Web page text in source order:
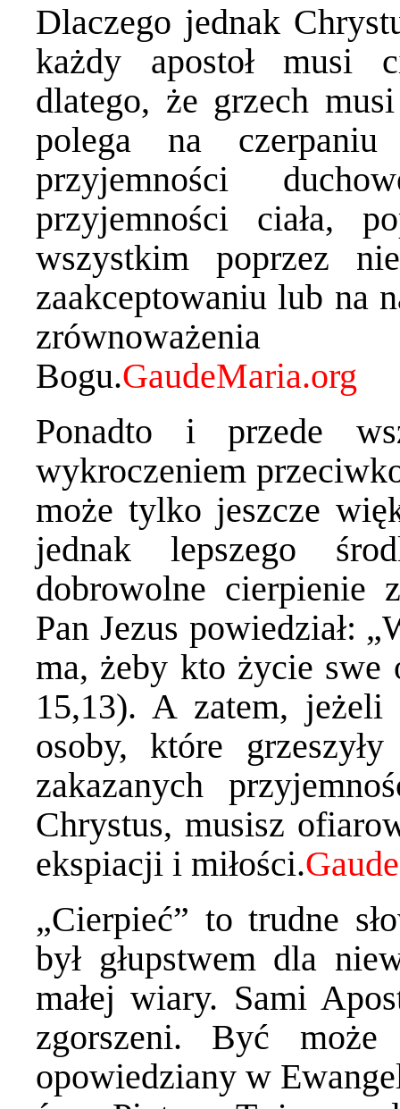
Dlaczego jednak
każdy apostoł musi
dlatego, że grzech
polega na
przyjemności
przyjemności ciała,
wszystkim poprzez
zaakceptowaniu lub na
zrównoważenia
Bogu.
Ponadto i przede
wykroczeniem
może tylko jeszcze
jednak lepszego
dobrowolne cierpienie
Pan Jezus powiedział:
ma, żeby kto życie swe
15,13). A zatem, jeżeli
osoby, które
zakazanych
Chrystus, musisz
ekspiacji i miłości.
„Cierpieć” to trudne
był głupstwem dla
małej wiary. Sami
zgorszeni. Być może
opowiedziany w